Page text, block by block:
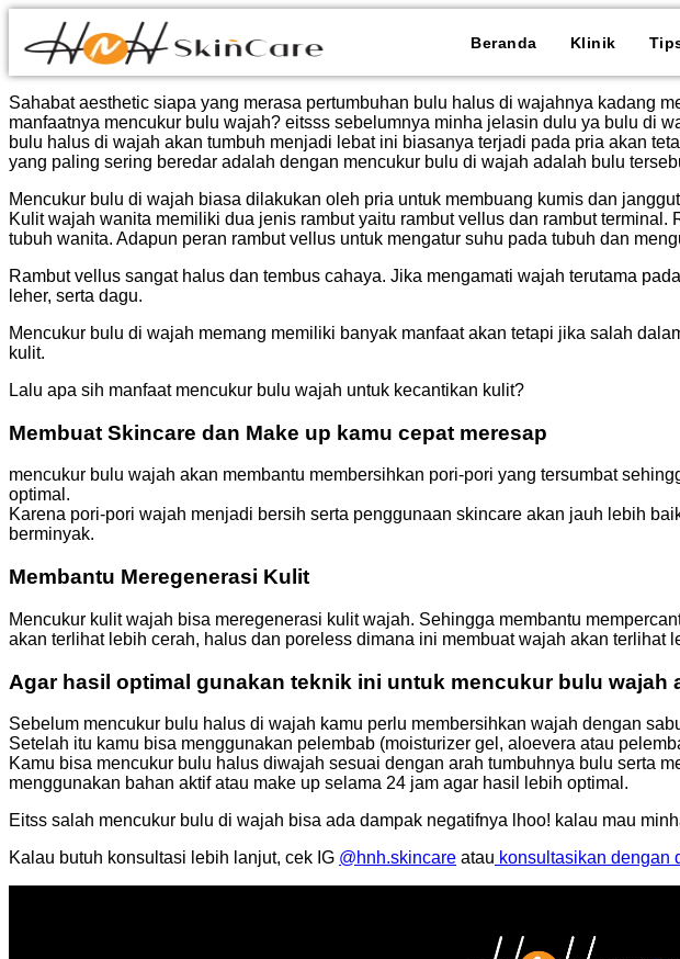
Beranda Klinik
Sahabat aesthetic siapa yang merasa pertumbuhan bulu halus di wajahnya kadang
manfaatnya mencukur bulu wajah? eitsss sebelumnya minha jelasin dulu ya bulu di
bulu halus di wajah akan tumbuh menjadi lebat ini biasanya terjadi pada pria akan
yang paling sering beredar adalah dengan mencukur bulu di wajah adalah bulu
Mencukur bulu di wajah biasa dilakukan oleh pria untuk membuang kumis dan
Kulit wajah wanita memiliki dua jenis rambut yaitu rambut vellus dan rambut
tubuh wanita. Adapun peran rambut vellus untuk mengatur suhu pada tubuh dan
Rambut vellus sangat halus dan tembus cahaya. Jika mengamati wajah terutama
leher, serta dagu.
Mencukur bulu di wajah memang memiliki banyak manfaat akan tetapi jika salah
kulit.
Lalu apa sih manfaat mencukur bulu wajah untuk kecantikan kulit?
Membuat Skincare dan Make up kamu cepat meresap
mencukur bulu wajah akan membantu membersihkan pori-pori yang tersumbat
optimal.
Karena pori-pori wajah menjadi bersih serta penggunaan skincare akan jauh lebih
berminyak.
Membantu Meregenerasi Kulit
Mencukur kulit wajah bisa meregenerasi kulit wajah. Sehingga membantu
akan terlihat lebih cerah, halus dan poreless dimana ini membuat wajah akan terlihat
Agar hasil optimal gunakan teknik ini untuk mencukur bulu wajah
Sebelum mencukur bulu halus di wajah kamu perlu membersihkan wajah dengan
Setelah itu kamu bisa menggunakan pelembab (moisturizer gel, aloevera atau
Kamu bisa mencukur bulu halus diwajah sesuai dengan arah tumbuhnya bulu serta
menggunakan bahan aktif atau make up selama 24 jam agar hasil lebih optimal.
Eitss salah mencukur bulu di wajah bisa ada dampak negatifnya lhoo! kalau mau
Kalau butuh konsultasi lebih lanjut, cek IG @hnh.skincare atau konsultasikan dengan